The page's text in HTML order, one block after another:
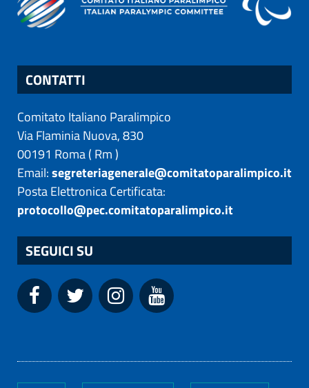
CONTATTI
Comitato Italiano Paralimpico
Via Flaminia Nuova, 830
00191 Roma( Rm)
Email:segreteriagenerale@comitatoparalimpico.it
Posta Elettronica Certificata:
protocollo@pec.comitatoparalimpico.it
SEGUICI SU